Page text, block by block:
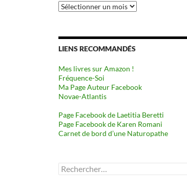
Archives
LIENS RECOMMANDÉS
Mes livres sur Amazon !
Fréquence-Soi
Ma Page Auteur Facebook
Novae-Atlantis
Page Facebook de Laetitia Beretti
Page Facebook de Karen Romani
Carnet de bord d’une Naturopathe
Rechercher :